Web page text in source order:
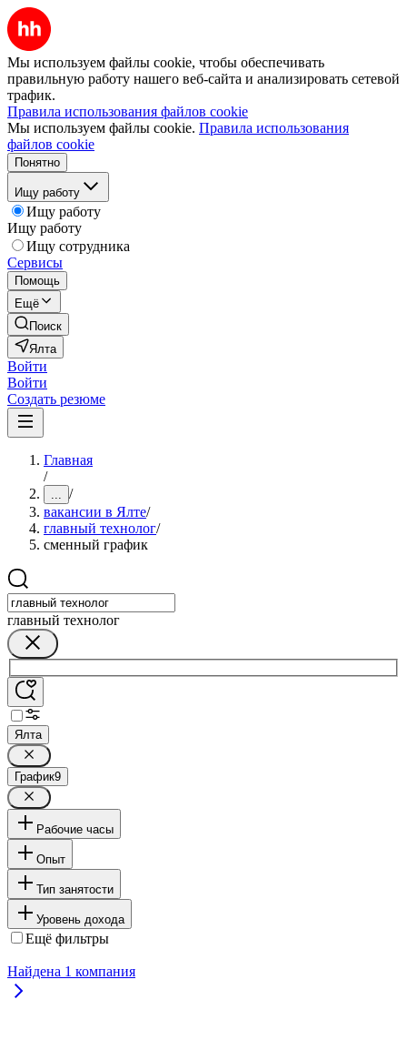
Мы используем файлы cookie, чтобы обеспечивать
правильную работу нашего веб-сайта и анализировать сетевой
трафик.
Правила использования файлов cookie
Мы используем файлы cookie. Правила использования
файлов cookie
Понятно
Ищу работу
Ищу работу
Ищу работу
Ищу сотрудника
Сервисы
Помощь
Ещё
Поиск
Ялта
Войти
Войти
Создать резюме
Главная
/
... /
вакансии в Ялте/
главный технолог/
сменный график
главный технолог
Ялта
График9
Рабочие часы
Опыт
Тип занятости
Уровень дохода
Ещё фильтры
Найдена 1 компания